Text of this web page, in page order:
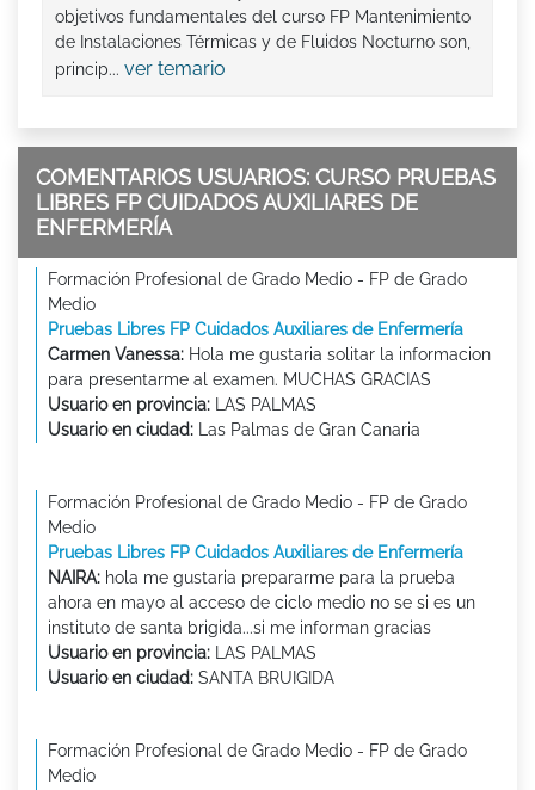
objetivos fundamentales del curso FP Mantenimiento
de Instalaciones Térmicas y de Fluidos Nocturno son,
princip... ver temario
COMENTARIOS USUARIOS: CURSO PRUEBAS
LIBRES FP CUIDADOS AUXILIARES DE
ENFERMERÍA
Formación Profesional de Grado Medio - FP de Grado
Medio
Pruebas Libres FP Cuidados Auxiliares de Enfermería
Carmen Vanessa: Hola me gustaria solitar la informacion
para presentarme al examen. MUCHAS GRACIAS
Usuario en provincia: LAS PALMAS
Usuario en ciudad: Las Palmas de Gran Canaria
Formación Profesional de Grado Medio - FP de Grado
Medio
Pruebas Libres FP Cuidados Auxiliares de Enfermería
NAIRA: hola me gustaria prepararme para la prueba
ahora en mayo al acceso de ciclo medio no se si es un
instituto de santa brigida...si me informan gracias
Usuario en provincia: LAS PALMAS
Usuario en ciudad: SANTA BRUIGIDA
Formación Profesional de Grado Medio - FP de Grado
Medio